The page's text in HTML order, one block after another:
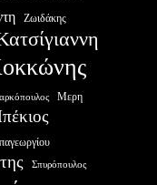
Ζωιδάκης
Μερη
Σπυρόπουλος